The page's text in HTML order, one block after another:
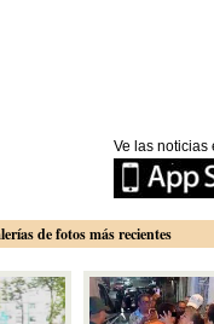
Ve las noticias
de fotos más recientes